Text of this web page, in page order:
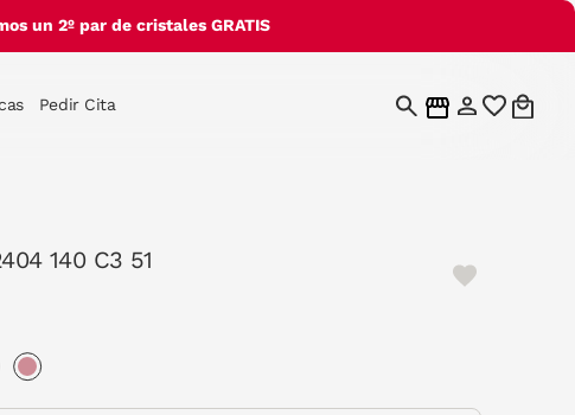
un 2º par de cristales GRATIS
Pedir Cita
140 C3 51